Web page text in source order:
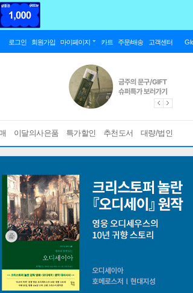
로그인 회원가입 마이페이지 카트 주문/배송 고객센터
이달의사은품 특가할인 추천도서 대량/법인
구축편)